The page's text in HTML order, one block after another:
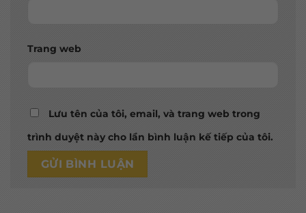
Trang web
Lưu tên của tôi, email, và trang web trong
trình duyệt này cho lần bình luận kế tiếp của tôi.